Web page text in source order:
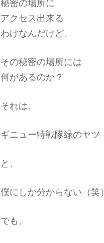
秘密の場所に
アクセス出来る
わけなんだけど、
その秘密の場所には
何があるのか？
それは、
ギニュー特戦隊緑のヤツ
と、
僕にしか分からない（笑）
でも、